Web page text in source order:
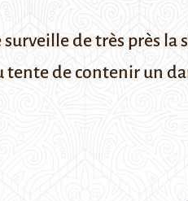
de très près
de contenir un